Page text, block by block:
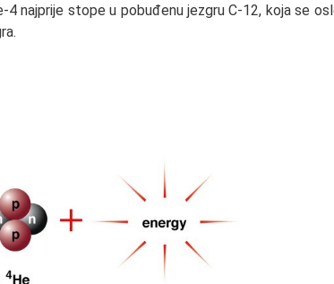
najprije stope u pobuđenu jezgru C-12, koja se